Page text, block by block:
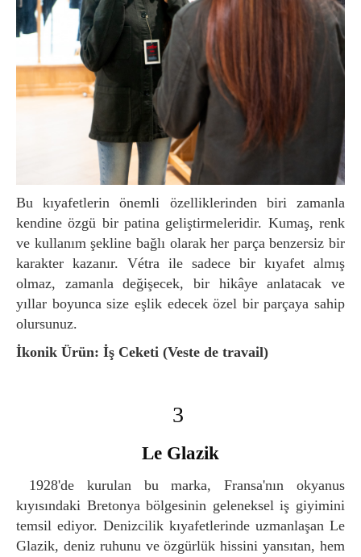
Bu kıyafetlerin önemli özelliklerinden biri zamanla
kendine özgü bir patina geliştirmeleridir. Kumaş, renk
ve kullanım şekline bağlı olarak her parça benzersiz bir
karakter kazanır. Vétra ile sadece bir kıyafet almış
olmaz, zamanla değişecek, bir hikâye anlatacak ve
yıllar boyunca size eşlik edecek özel bir parçaya sahip
olursunuz.
İkonik Ürün: İş Ceketi (Veste de travail)
Le Glazik
1928'de kurulan bu marka, Fransa'nın okyanus
kıyısındaki Bretonya bölgesinin geleneksel iş giyimini
temsil ediyor. Denizcilik kıyafetlerinde uzmanlaşan Le
Glazik, deniz ruhunu ve özgürlük hissini yansıtan, hem